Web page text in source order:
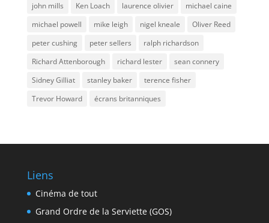
john mills
Ken Loach laurence olivier
michael caine
michael powell
mike leigh nigel kneale
Oliver Reed
peter cushing
peter sellers
ralph richardson
Richard Attenborough
richard lester
sean connery
Sidney Gilliat
stanley baker
terence fisher
Trevor Howard
écrans britanniques
Liens
Cinéma de tout
Grand Ordre de la Serviette (GOS)